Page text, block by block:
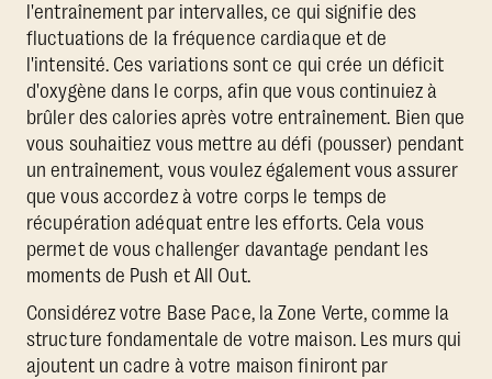
l'entraînement par intervalles, ce qui signifie des
fluctuations de la fréquence cardiaque et de
l'intensité. Ces variations sont ce qui crée un déficit
d'oxygène dans le corps, afin que vous continuiez à
brûler des calories après votre entraînement. Bien que
vous souhaitiez vous mettre au défi (pousser) pendant
un entraînement, vous voulez également vous assurer
que vous accordez à votre corps le temps de
récupération adéquat entre les efforts. Cela vous
permet de vous challenger davantage pendant les
moments de Push et All Out.
Considérez votre Base Pace, la Zone Verte, comme la
structure fondamentale de votre maison. Les murs qui
ajoutent un cadre à votre maison finiront par